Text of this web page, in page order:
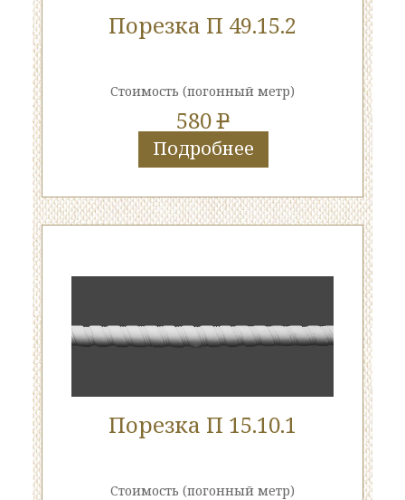
Порезка П 49.15.2
Стоимость (погонный метр)
580P
Подробнее
Порезка П 15.10.1
Стоимость (погонный метр)